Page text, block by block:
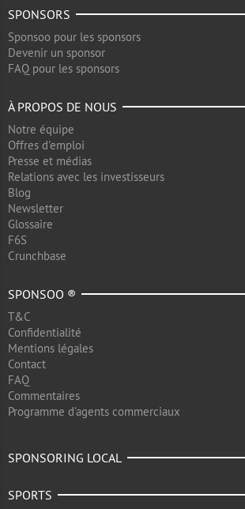
SPONSORS
Sponsoo pour les sponsors
Devenir un sponsor
FAQ pour les sponsors
À PROPOS DE NOUS
Notre équipe
Offres d'emploi
Presse et médias
Relations avec les investisseurs
Blog
Newsletter
Glossaire
F6S
Crunchbase
SPONSOO ®
T&C
Confidentialité
Mentions légales
Contact
FAQ
Commentaires
Programme d'agents commerciaux
SPONSORING LOCAL
SPORTS